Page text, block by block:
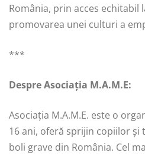
România, prin acces echitabil
promovarea unei culturi a
***
Despre Asociația M.A.M.E:
Asociația M.A.M.E. este o
16 ani, oferă sprijin copiilor
boli grave din România. Cel